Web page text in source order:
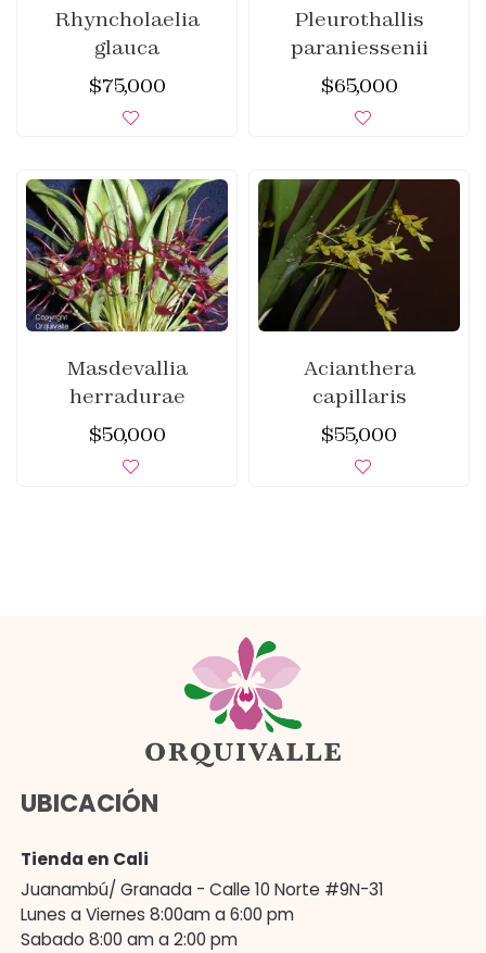
Rhyncholaelia
glauca
$75,000
Pleurothallis
paraniessenii
$65,000
Masdevallia
herradurae
$50,000
Acianthera
capillaris
$55,000
UBICACIÓN
Tienda en Cali
Juanambú/ Granada - Calle 10 Norte #9N-31
Lunes a Viernes 8:00am a 6:00 pm
Sabado 8:00 am a 2:00 pm